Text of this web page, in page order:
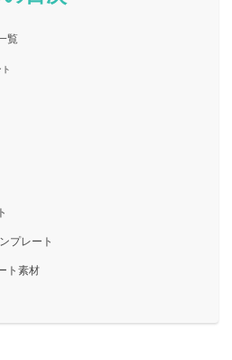
覧
プレート
ト素材